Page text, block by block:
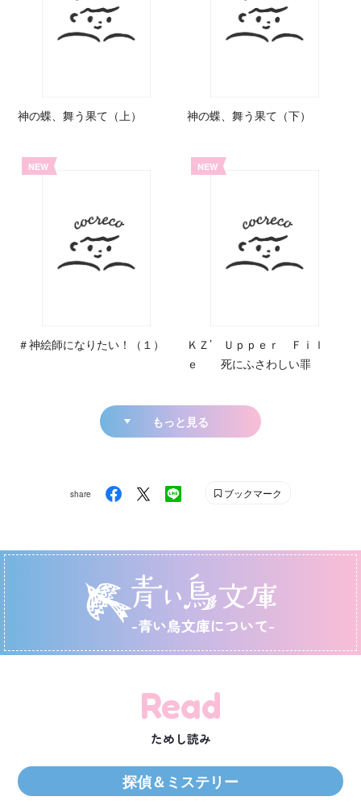
神の蝶、舞う果て（上） 神の蝶、舞う果て（下）
NEW
＃神絵師になりたい！（１）
NEW
ＫＺ’ Ｕｐｐｅｒ Ｆｉｌ
ｅ 死にふさわしい罪
もっと見る
share ブックマーク
-青い鳥文庫について-
Read
ためし読み
探偵＆ミステリー